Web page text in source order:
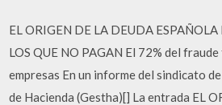
EL ORIGEN DE LA DEUDA ESPAÑOLA
LOS QUE NO PAGAN El 72% del
empresas En un informe del sindicato
de Hacienda (Gestha)[] La entrada EL